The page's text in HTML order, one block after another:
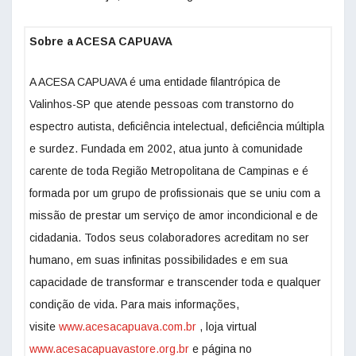
Sobre a ACESA CAPUAVA
A ACESA CAPUAVA é uma entidade filantrópica de
Valinhos-SP que atende pessoas com transtorno do
espectro autista, deficiência intelectual, deficiência múltipla
e surdez. Fundada em 2002, atua junto à comunidade
carente de toda Região Metropolitana de Campinas e é
formada por um grupo de profissionais que se uniu com a
missão de prestar um serviço de amor incondicional e de
cidadania. Todos seus colaboradores acreditam no ser
humano, em suas infinitas possibilidades e em sua
capacidade de transformar e transcender toda e qualquer
condição de vida. Para mais informações,
visite www.acesacapuava.com.br , loja virtual
www.acesacapuavastore.org.br e página no